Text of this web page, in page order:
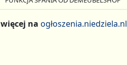
więcej na ogłoszenia.niedziela.nl